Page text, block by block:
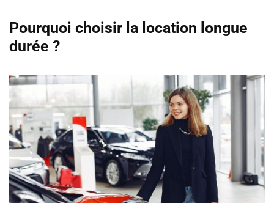
Pourquoi choisir la location longue
durée ?